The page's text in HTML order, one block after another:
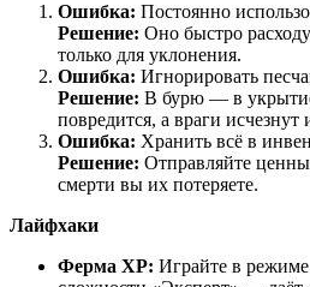
Ошибка: Постоянно
Решение: Оно быстро
только для уклонения.
Ошибка: Игнорировать
Решение: В бурю — в
повредится, а враги исчезнут
Ошибка: Хранить всё в
Решение: Отправляйте
смерти вы их потеряете.
Лайфхаки
Ферма XP: Играйте в